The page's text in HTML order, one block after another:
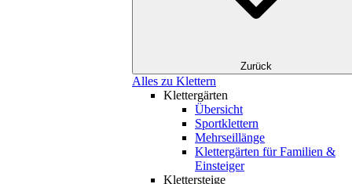
Zurück
Alles zu Klettern
Klettergärten
Übersicht
Sportklettern
Mehrseillänge
Klettergärten für Familien &
Einsteiger
Klettersteige